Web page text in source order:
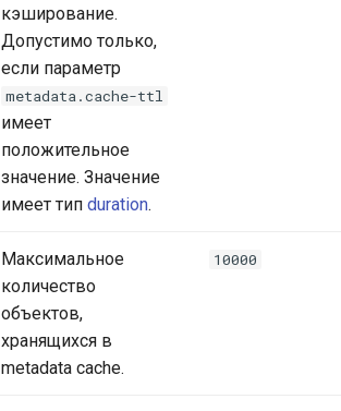
кэширование.
Допустимо только,
если параметр
metadata.cache-ttl
имеет
положительное
значение. Значение
имеет тип duration.
Максимальное
количество
объектов,
хранящихся в
metadata cache.
10000